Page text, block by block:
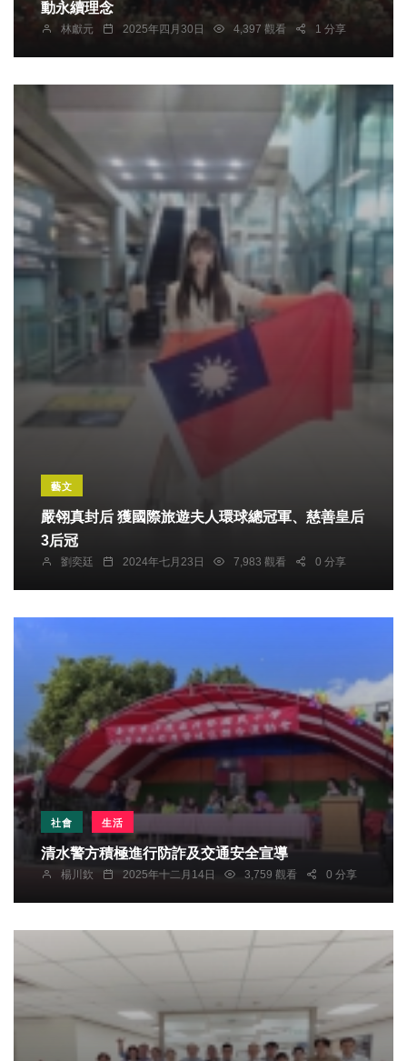
動永續理念
林獻元 2025年四月30日 4,397 觀看 1 分享
藝文
嚴翎真封后 獲國際旅遊夫人環球總冠軍、慈善皇后
3后冠
劉奕廷 2024年七月23日 7,983 觀看 0 分享
社會 生活
清水警方積極進行防詐及交通安全宣導
楊川欽 2025年十二月14日 3,759 觀看 0 分享